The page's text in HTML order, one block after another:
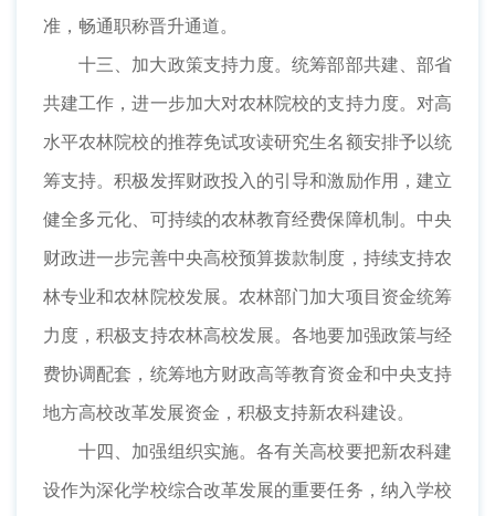
准，畅通职称晋升通道。
十三、加大政策支持力度。统筹部部共建、部省
共建工作，进一步加大对农林院校的支持力度。对高
水平农林院校的推荐免试攻读研究生名额安排予以统
筹支持。积极发挥财政投入的引导和激励作用，建立
健全多元化、可持续的农林教育经费保障机制。中央
财政进一步完善中央高校预算拨款制度，持续支持农
林专业和农林院校发展。农林部门加大项目资金统筹
力度，积极支持农林高校发展。各地要加强政策与经
费协调配套，统筹地方财政高等教育资金和中央支持
地方高校改革发展资金，积极支持新农科建设。
十四、加强组织实施。各有关高校要把新农科建
设作为深化学校综合改革发展的重要任务，纳入学校